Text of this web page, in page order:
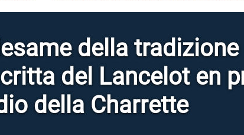
della tradizione
del Lancelot en
della Charrette